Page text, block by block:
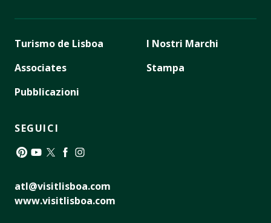
Turismo de Lisboa
Associates
Pubblicazioni
I Nostri Marchi
Stampa
SEGUICI
atl@visitlisboa.com
www.visitlisboa.com